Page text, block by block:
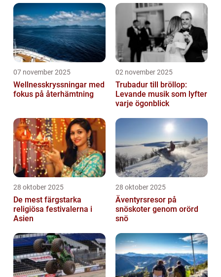
07 november 2025
Wellnesskryssningar med
fokus på återhämtning
02 november 2025
Trubadur till bröllop:
Levande musik som lyfter
varje ögonblick
28 oktober 2025
De mest färgstarka
religiösa festivalerna i
Asien
28 oktober 2025
Äventyrsresor på
snöskoter genom orörd
snö